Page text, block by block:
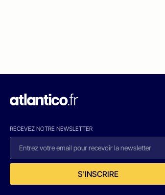
RECEVEZ NOTRE NEWSLETTER
S'INSCRIRE